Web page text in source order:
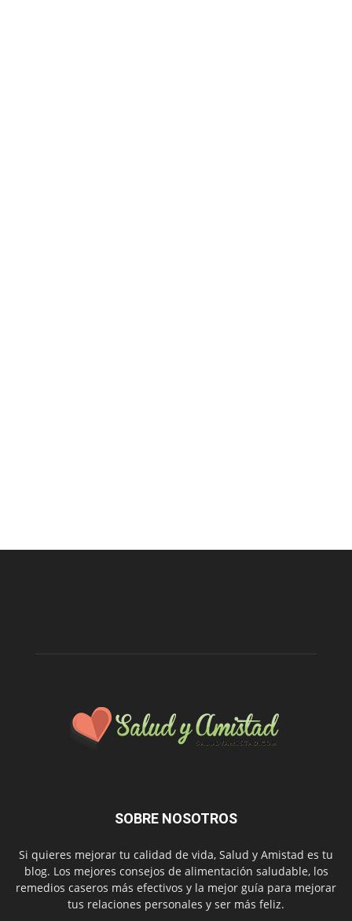
SOBRE NOSOTROS
Si quieres mejorar tu calidad de vida, Salud y Amistad es tu
blog. Los mejores consejos de alimentación saludable, los
remedios caseros más efectivos y la mejor guía para mejorar
tus relaciones personales y ser más feliz.